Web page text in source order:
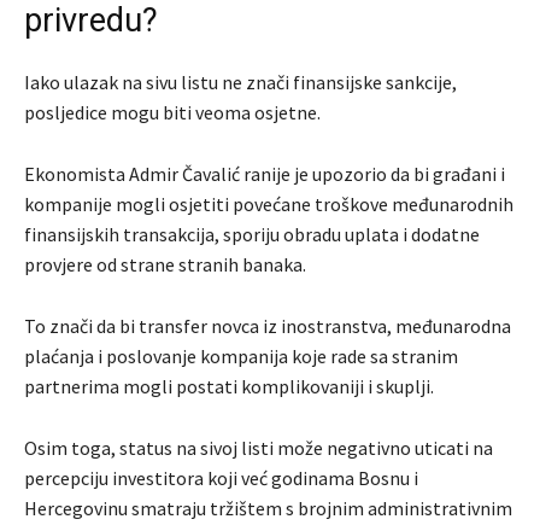
privredu?
Iako ulazak na sivu listu ne znači finansijske sankcije,
posljedice mogu biti veoma osjetne.
Ekonomista Admir Čavalić ranije je upozorio da bi građani i
kompanije mogli osjetiti povećane troškove međunarodnih
finansijskih transakcija, sporiju obradu uplata i dodatne
provjere od strane stranih banaka.
To znači da bi transfer novca iz inostranstva, međunarodna
plaćanja i poslovanje kompanija koje rade sa stranim
partnerima mogli postati komplikovaniji i skuplji.
Osim toga, status na sivoj listi može negativno uticati na
percepciju investitora koji već godinama Bosnu i
Hercegovinu smatraju tržištem s brojnim administrativnim